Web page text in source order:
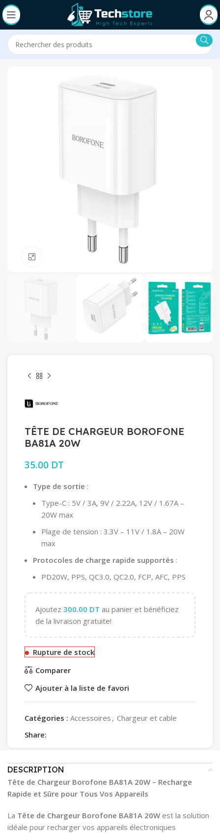
TÊTE DE CHARGEUR BOROFONE
BA81A 20W
35.00 DT
Type de sortie :
Type-C : 5V / 3A, 9V / 2.22A, 12V / 1.67A –
20W max
Plage de tension : 3.3V – 11V / 1.8A – 20W
max
Protocoles de charge rapide supportés :
PD20W, PPS, QC3.0, QC2.0, FCP, AFC, PPS
Ajoutez 300.00 DT au panier et bénéficiez
de la livraison gratuite!
Rupture de stock
Comparer
Ajouter à la liste de favori
Catégories : Accessoires , Chargeur et cable
Share:
DESCRIPTION
Tête de Chargeur Borofone BA81A 20W – Recharge
Rapide et Sûre pour Tous Vos Appareils
La Tête de Chargeur Borofone BA81A 20W est la solution
idéale pour recharger vos appareils électroniques